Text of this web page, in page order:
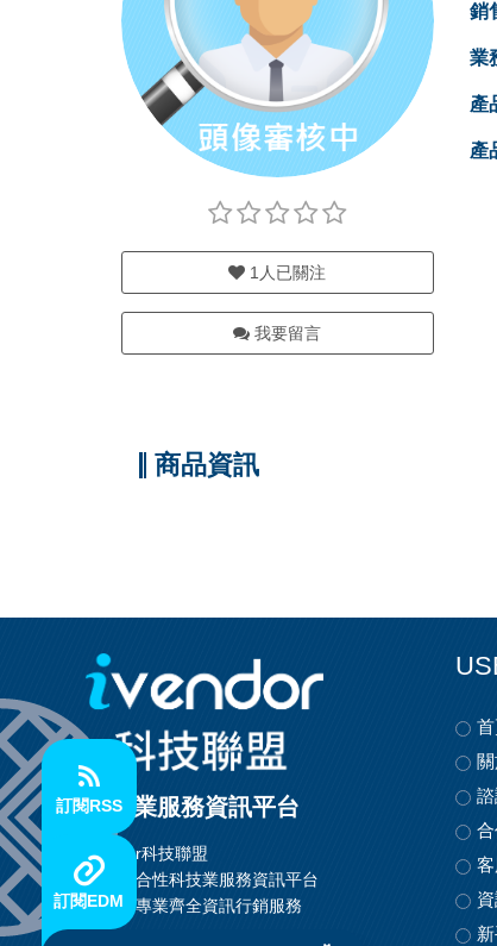
1 人已關注
我要留言
銷
業
產
產
商品資訊
訂閱RSS
訂閱EDM
科技業服務資訊平台
ivendor科技聯盟
首創整合性科技業服務資訊平台
提供最專業齊全資訊行銷服務